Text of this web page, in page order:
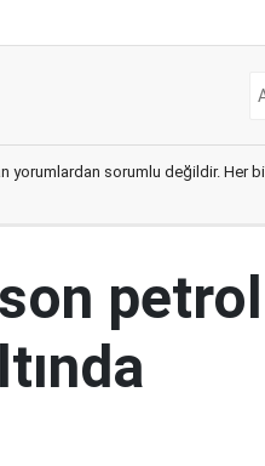
sorumlu değildir. Her